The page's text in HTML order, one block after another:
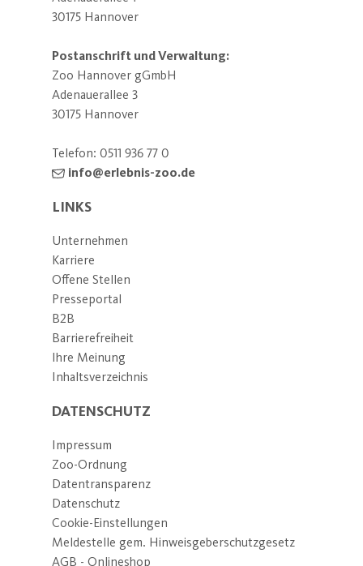
30175 Hannover
Postanschrift und Verwaltung:
Zoo Hannover gGmbH
Adenauerallee 3
30175 Hannover
Telefon: 0511 936 77 0
info@erlebnis-zoo.de
LINKS
Unternehmen
Karriere
Offene Stellen
Presseportal
B2B
Barrierefreiheit
Ihre Meinung
Inhaltsverzeichnis
DATENSCHUTZ
Impressum
Zoo-Ordnung
Datentransparenz
Datenschutz
Cookie-Einstellungen
Meldestelle gem. Hinweisgeberschutzgesetz
AGB - Onlineshop